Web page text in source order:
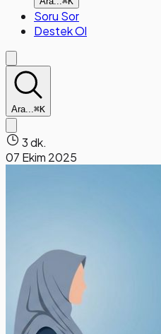
Soru Sor
Destek Ol
Ara...⌘K
3 dk.
07 Ekim 2025